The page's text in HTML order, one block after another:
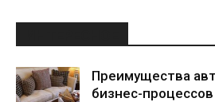
Преимущества
бизнес-